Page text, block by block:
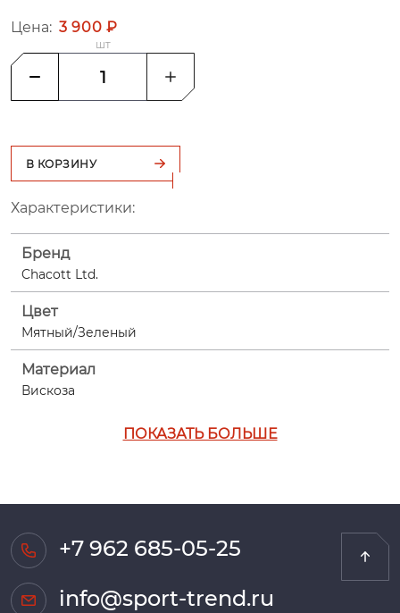
Цена: 3 900 ₽
шт
В КОРЗИНУ
Характеристики:
Бренд
Chacott Ltd.
Цвет
Мятный/Зеленый
Материал
Вискоза
ПОКАЗАТЬ БОЛЬШЕ
+7 962 685-05-25
info@sport-trend.ru